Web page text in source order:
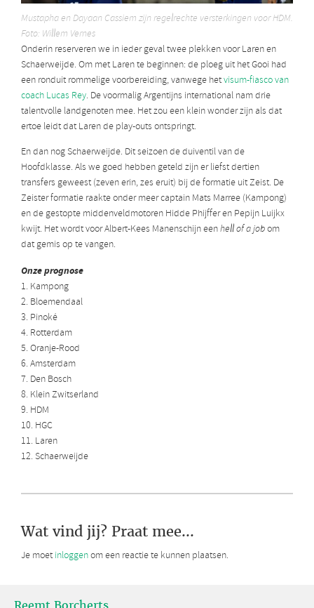
Mustapha en Dayaan Cassiem zijn regelrechte versterkingen voor HDM.
Foto: Willem Vernes
Onderin reserveren we in ieder geval twee plekken voor Laren en
Schaerweijde. Om met Laren te beginnen: de ploeg uit het Gooi had
een ronduit rommelige voorbereiding, vanwege hetvisum-fiasco van
coach Lucas Rey. De voormalig Argentijns international nam drie
talentvolle landgenoten mee. Het zou een klein wonder zijn als dat
ertoe leidt dat Laren de play-outs ontspringt.
En dan nog Schaerweijde. Dit seizoen de duiventil van de
Hoofdklasse. Als we goed hebben geteld zijn er liefst dertien
transfers geweest (zeven erin, zes eruit) bij de formatie uit Zeist. De
Zeister formatie raakte onder meer captain Mats Marree (Kampong)
en de gestopte middenveldmotoren Hidde Phijffer en Pepijn Luijkx
kwijt. Het wordt voor Albert-Kees Manenschijn eenhell of a jobom
dat gemis op te vangen.
Onze prognose
1. Kampong
2. Bloemendaal
3. Pinoké
4. Rotterdam
5. Oranje-Rood
6. Amsterdam
7. Den Bosch
8. Klein Zwitserland
9. HDM
10. HGC
11. Laren
12. Schaerweijde
Wat vind jij? Praat mee...
Je moet inloggenom een reactie te kunnen plaatsen.